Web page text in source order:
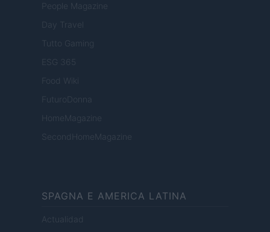
People Magazine
Day Travel
Tutto Gaming
ESG 365
Food Wiki
FuturoDonna
HomeMagazine
SecondHomeMagazine
SPAGNA E AMERICA LATINA
Actualidad